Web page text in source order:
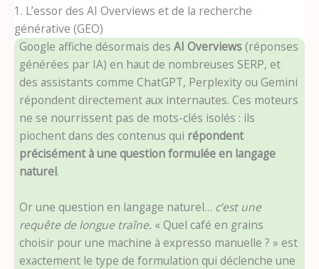
1. L’essor des AI Overviews et de la recherche
générative (GEO)
Google affiche désormais des AI Overviews(réponses
générées par IA) en haut de nombreuses SERP, et
des assistants comme ChatGPT, Perplexity ou Gemini
répondent directement aux internautes. Ces moteurs
ne se nourrissent pas de mots-clés isolés : ils
piochent dans des contenus qui répondent
précisément à une question formulée en langage
naturel.
Or une question en langage naturel… c’est une
requête de longue traîne. « Quel café en grains
choisir pour une machine à expresso manuelle ? » est
exactement le type de formulation qui déclenche une